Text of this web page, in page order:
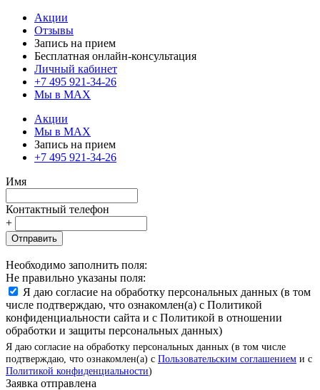
Акции
Отзывы
Запись на прием
Бесплатная онлайн-консультация
Личный кабинет
+7 495 921-34-26
Мы в MAX
Акции
Мы в MAX
Запись на прием
+7 495 921-34-26
Имя
Контактный телефон
+
Отправить
Необходимо заполнить поля:
Не правильно указаны поля:
Я даю согласие на обработку персональных данных (в том
числе подтверждаю, что ознакомлен(а) с Политикой
конфиденциальности сайта и с Политикой в отношении
обработки и защиты персональных данных)
Я даю согласие на обработку персональных данных (в том числе
подтверждаю, что ознакомлен(а) с Пользовательским соглашением и с
Политикой конфиденциальности)
Заявка отправлена